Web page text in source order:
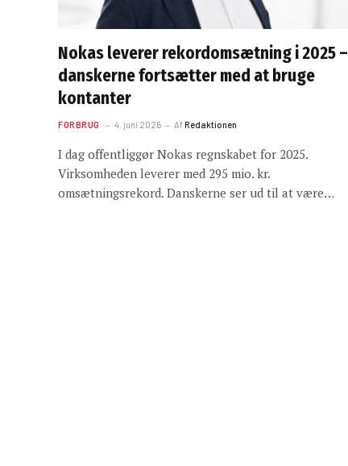
Nokas leverer rekordomsætning i 2025 –
danskerne fortsætter med at bruge
kontanter
FORBRUG 4. juni 2026 AfRedaktionen
I dag offentliggør Nokas regnskabet for 2025.
Virksomheden leverer med 295 mio. kr.
omsætningsrekord. Danskerne ser ud til at være…